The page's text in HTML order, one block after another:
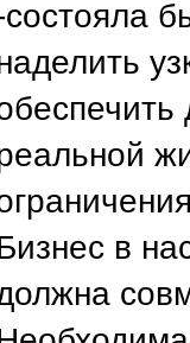
состояла
в